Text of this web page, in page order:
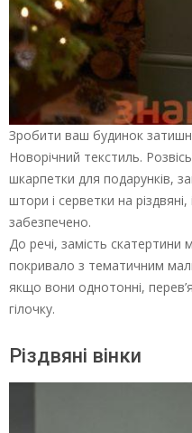
Зробити ваш будинок
Новорічний текстиль.
шкарпетки для подарунків,
штори і серветки на
забезпечено.
До речі, замість
покривало з тематичним
якщо вони однотонні,
гілочку.
Різдвяні вінки